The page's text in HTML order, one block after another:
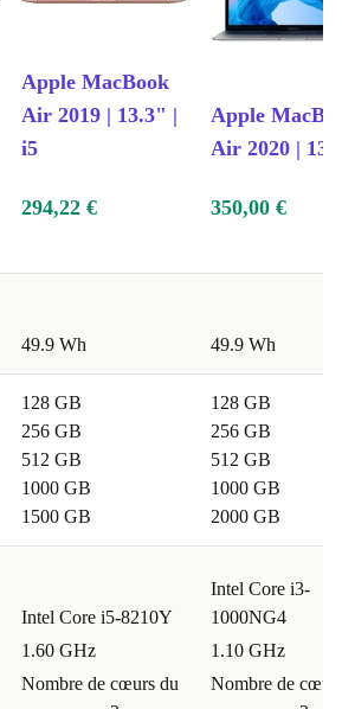
Apple MacBook
Air 2019 | 13.3" |
i5
Apple
Air 2020 |
294,22 € 350,00 €
49.9 Wh 49.9 Wh
128 GB
256 GB
512 GB
1000 GB
1500 GB
128 GB
256 GB
512 GB
1000 GB
2000 GB
Intel Core i5-8210Y
1.60 GHz
Nombre de cœurs du
Intel Core i3-
1000NG4
1.10 GHz
Nombre de